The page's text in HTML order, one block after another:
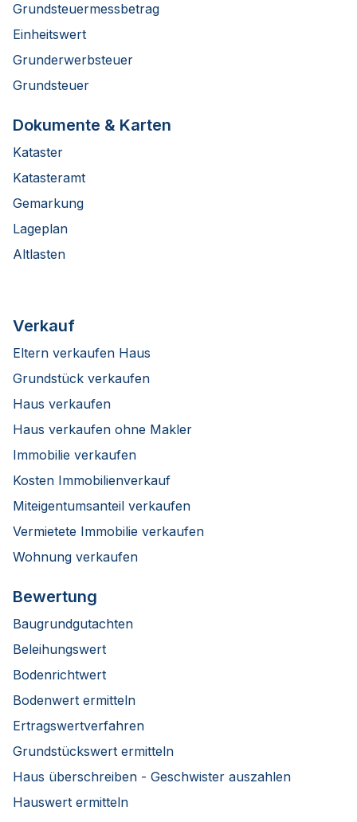
Grundsteuermessbetrag
Einheitswert
Grunderwerbsteuer
Grundsteuer
Dokumente & Karten
Kataster
Katasteramt
Gemarkung
Lageplan
Altlasten
Verkauf
Eltern verkaufen Haus
Grundstück verkaufen
Haus verkaufen
Haus verkaufen ohne Makler
Immobilie verkaufen
Kosten Immobilienverkauf
Miteigentumsanteil verkaufen
Vermietete Immobilie verkaufen
Wohnung verkaufen
Bewertung
Baugrundgutachten
Beleihungswert
Bodenrichtwert
Bodenwert ermitteln
Ertragswertverfahren
Grundstückswert ermitteln
Haus überschreiben - Geschwister auszahlen
Hauswert ermitteln